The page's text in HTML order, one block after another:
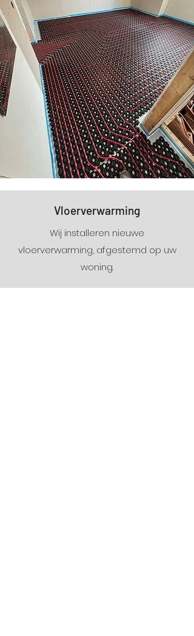
Vloerverwarming
Wij installeren nieuwe
vloerverwarming, afgestemd op uw
woning.